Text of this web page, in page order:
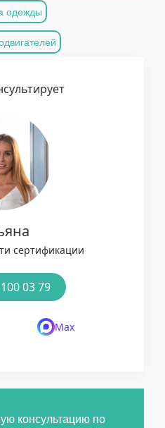
одежды
сертификации
03 79
Max
консультацию по